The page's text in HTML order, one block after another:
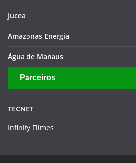
Jucea
Amazonas Energia
Água de Manaus
Parceiros
TECNET
Infinity Filmes